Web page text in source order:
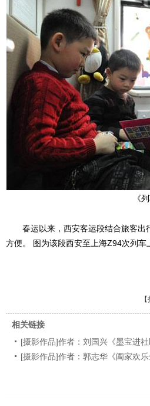
《
春运以来，西安客运段结合旅客出行
方便。 图为该段西安至上海Z94次列车
【
相关链接
[摄影作品]作者：刘国兴《墨宝进社
[摄影作品]作者：郭志华《阖家欢乐